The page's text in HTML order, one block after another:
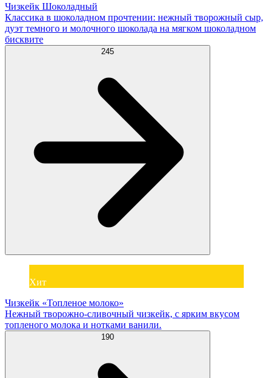
Чизкейк Шоколадный
Классика в шоколадном прочтении: нежный творожный сыр,
дуэт темного и молочного шоколада на мягком шоколадном
бисквите
245
Хит
Чизкейк «Топленое молоко»
Нежный творожно-сливочный чизкейк, с ярким вкусом
топленого молока и нотками ванили.
190